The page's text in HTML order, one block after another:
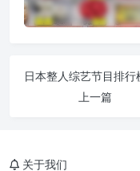
上一篇
关于我们